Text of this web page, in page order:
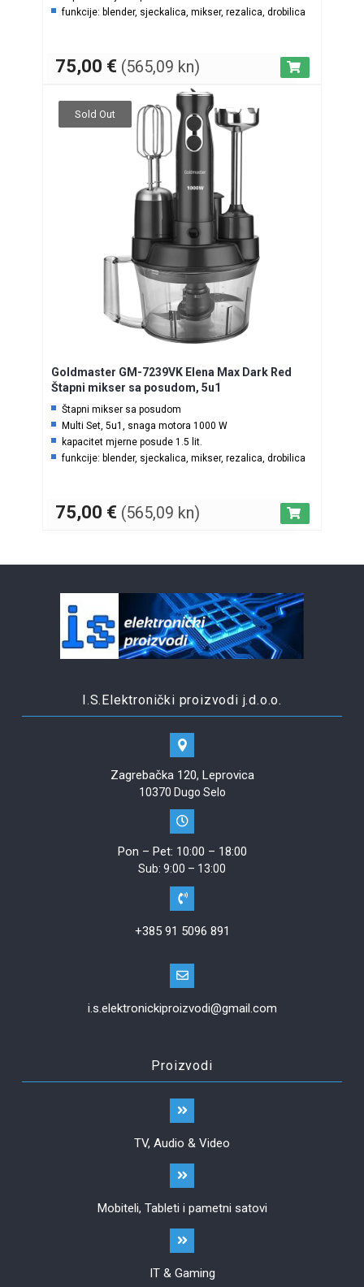
funkcije: blender, sjeckalica, mikser, rezalica, drobilica
75,00 € (565,09 kn)
Goldmaster GM-7239VK Elena Max Dark Red
Štapni mikser sa posudom, 5u1
Štapni mikser sa posudom
Multi Set, 5u1, snaga motora 1000 W
kapacitet mjerne posude 1.5 lit.
funkcije: blender, sjeckalica, mikser, rezalica, drobilica
75,00 € (565,09 kn)
Sold Out
I.S.Elektronički proizvodi j.d.o.o.
Zagrebačka 120, Leprovica
10370 Dugo Selo
Pon – Pet: 10:00 – 18:00
Sub: 9:00 – 13:00
+385 91 5096 891
i.s.elektronickiproizvodi@gmail.com
Proizvodi
TV, Audio & Video
Mobiteli, Tableti i pametni satovi
IT & Gaming